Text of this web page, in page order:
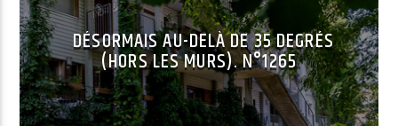
DÉSORMAIS AU-DELÀ DE 35 DEGRÉS
(HORS LES MURS). N°1265